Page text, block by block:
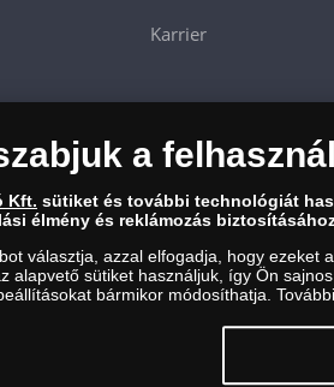
Karrier
Váci út 33. Cégjegyzékszám: 01-09-
kötött tevékenységet folytat.
a
Kft. sütiket és további technológiát
élmény és reklámozás
választja, azzal elfogadja, hogy ezeket
alapvető sütiket használjuk, így Ön
bármikor módosíthatja.